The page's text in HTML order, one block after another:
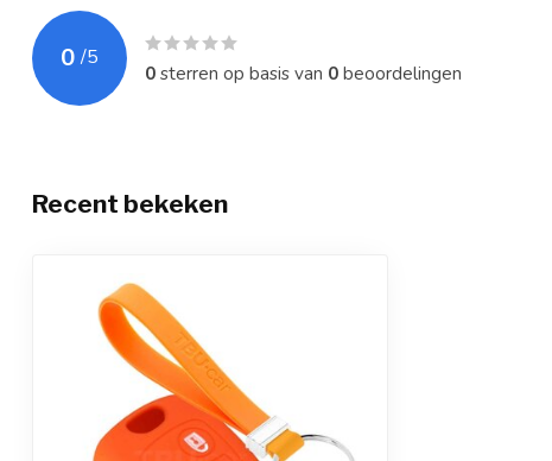
0 /5
0sterren op basis van 0beoordelingen
Recent bekeken